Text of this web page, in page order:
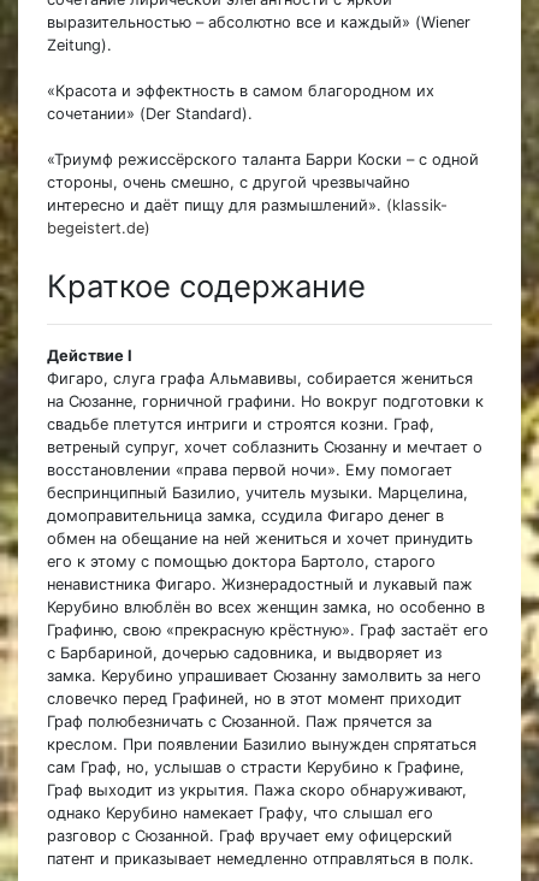
выразительностью – абсолютно все и каждый» (Wiener
Zeitung).
«Красота и эффектность в самом благородном их
сочетании» (Der Standard).
«Триумф режиссёрского таланта Барри Коски – с одной
стороны, очень смешно, с другой чрезвычайно
интересно и даёт пищу для размышлений». (klassik-
begeistert.de)
Краткое содержание
Действие I
Фигаро, слуга графа Альмавивы, собирается жениться
на Сюзанне, горничной графини. Но вокруг подготовки к
свадьбе плетутся интриги и строятся козни. Граф,
ветреный супруг, хочет соблазнить Сюзанну и мечтает о
восстановлении «права первой ночи». Ему помогает
беспринципный Базилио, учитель музыки. Марцелина,
домоправительница замка, ссудила Фигаро денег в
обмен на обещание на ней жениться и хочет принудить
его к этому с помощью доктора Бартоло, старого
ненавистника Фигаро. Жизнерадостный и лукавый паж
Керубино влюблён во всех женщин замка, но особенно в
Графиню, свою «прекрасную крёстную». Граф застаёт его
с Барбариной, дочерью садовника, и выдворяет из
замка. Керубино упрашивает Сюзанну замолвить за него
словечко перед Графиней, но в этот момент приходит
Граф полюбезничать с Сюзанной. Паж прячется за
креслом. При появлении Базилио вынужден спрятаться
сам Граф, но, услышав о страсти Керубино к Графине,
Граф выходит из укрытия. Пажа скоро обнаруживают,
однако Керубино намекает Графу, что слышал его
разговор с Сюзанной. Граф вручает ему офицерский
патент и приказывает немедленно отправляться в полк.